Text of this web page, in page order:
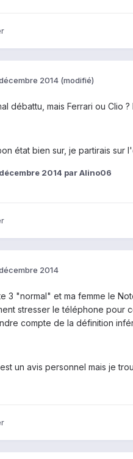
décembre 2014 (modifié)
débattu, mais Ferrari ou
état bien sur, je partirais sur
décembre 2014 par Alino06
décembre 2014
3 "normal" et ma femme le
stresser le téléphone pour
compte de la définition
un avis personnel mais je